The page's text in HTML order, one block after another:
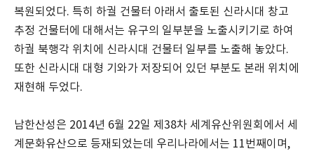
복원되었다. 특히 하궐 건물터 아래서 출토된 신라시대 창고
추정 건물터에 대해서는 유구의 일부분을 노출시키기로 하여
하궐 북행각 위치에 신라시대 건물터 일부를 노출해 놓았다.
또한 신라시대 대형 기와가 저장되어 있던 부분도 본래 위치에
재현해 두었다.
남한산성은 2014년 6월 22일 제38차 세계유산위원회에서 세
계문화유산으로 등재되었는데 우리나라에서는 11번째이며,